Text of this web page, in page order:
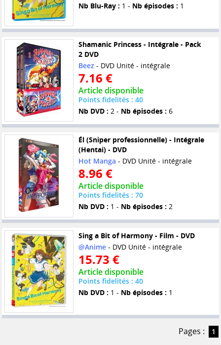
Nb Blu-Ray : 1 - Nb épisodes : 1
Shamanic Princess - Intégrale - Pack
2 DVD
Beez- DVD Unité - intégrale
7.16 €
Article disponible
Points fidelités : 40
Nb DVD : 2 - Nb épisodes : 6
Él (Sniper professionnelle) - Intégrale
(Hentai) - DVD
Hot Manga - DVD Unité - intégrale
8.96 €
Article disponible
Points fidelités : 70
Nb DVD : 1 - Nb épisodes : 2
Sing a Bit of Harmony - Film - DVD
@Anime- DVD Unité - intégrale
15.73 €
Article disponible
Points fidelités : 40
Nb DVD : 1 - Nb épisodes : 1
Pages : 1